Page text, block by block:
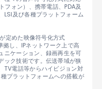
フォン）、携帯電話、PDA及
LSI及び各種プラットフォーム
定めた映像符号化方式
拠し、IPネットワーク上で高
ニケーション、録画再生を可
ック技術です。伝送帯域が狭
TV電話等からハイビジョン対
プラットフォームへの搭載が